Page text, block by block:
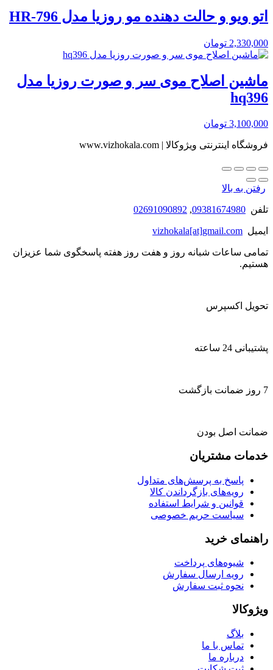
اتو ویو و حالت دهنده مو روزیا مدل HR-796
2,330,000 تومان
ماشین اصلاح موی سر و صورت روزیا مدل
hq396
3,100,000 تومان
فروشگاه اینترنتی ویژوکالا | www.vizhokala.com
رفتن به بالا
تلفن 09381674980
,
02691090892
ایمیل vizhokala[at]gmail.com
تمامی ساعات شبانه روز و هفت روز هفته پاسخگوی شما عزیزان
هستیم.
تحویل اکسپرس
پشتیبانی 24 ساعته
7 روز ضمانت بازگشت
ضمانت اصل بودن
خدمات مشتریان
پاسخ به پرسش‌های متداول
رویه‌های بازگرداندن کالا
قوانین و شرایط استفاده
سیاست حریم خصوصی
راهنمای خرید
شیوه‌های پرداخت
رویه ارسال سفارش
نحوه ثبت سفارش
ویژوکالا
بلاگ
تماس با ما
درباره ما